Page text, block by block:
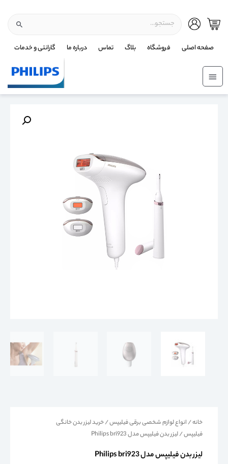
صفحه اصلی فروشگاه بلاگ تماس درباره ما گارانتی و خدمات
خانه/ انواع لوازم شخصی برقی فیلیپس/خرید لیزر بدن خانگی
فیلیپس/ لیزر بدن فیلیپس مدل Philips bri923
لیزر بدن فیلیپس مدل Philips bri923